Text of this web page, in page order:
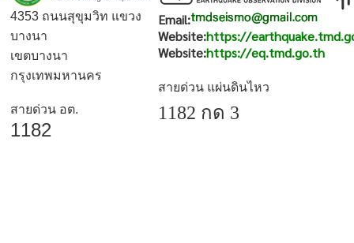
4353 ถนนสุขุมวิท แขวง
บางนา
เขตบางนา
กรุงเทพมหานคร
สายด่วน อต.
1182
Email:
Website:https://
Website:https://eq.tmd.go.th
สายด่วน แผ่นดินไหว
1182 กด 3